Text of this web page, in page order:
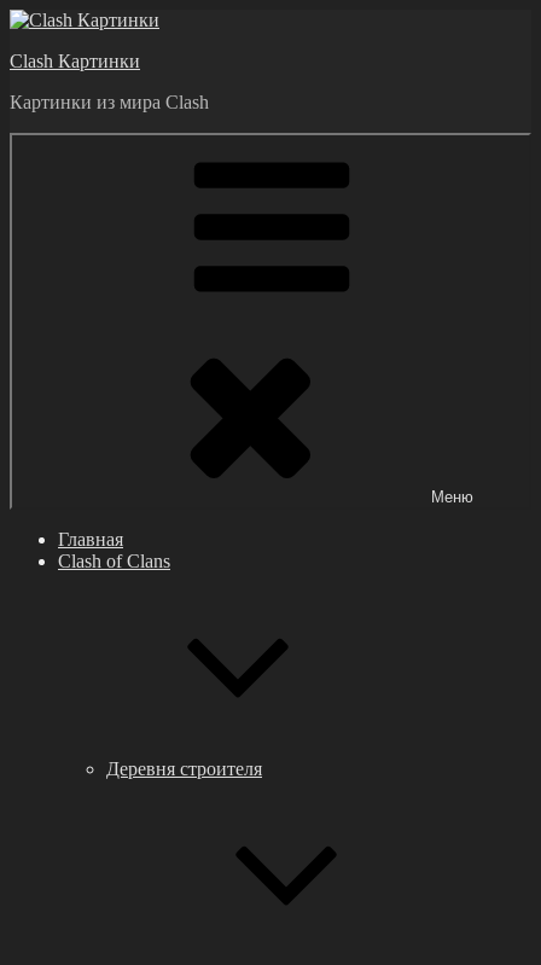
Перейти
содержимому
Clash Картинки
Картинки из мира Clash
Меню
Главная
Clash of Clans
Деревня строителя